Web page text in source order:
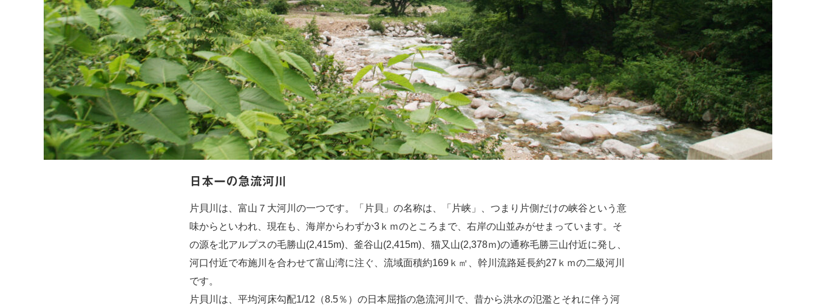
日本一の急流河川
片貝川は、富山７大河川の一つです。「片貝」の名称は、「片峡」、つまり片側だけの峡谷という意
味からといわれ、現在も、海岸からわずか3ｋｍのところまで、右岸の山並みがせまっています。そ
の源を北アルプスの毛勝山(2,415m)、釜谷山(2,415m)、猫又山(2,378ｍ)の通称毛勝三山付近に発し、
河口付近で布施川を合わせて富山湾に注ぐ、流域面積約169ｋ㎡、幹川流路延長約27ｋｍの二級河川
です。
片貝川は、平均河床勾配1/12（8.5％）の日本屈指の急流河川で、昔から洪水の氾濫とそれに伴う河